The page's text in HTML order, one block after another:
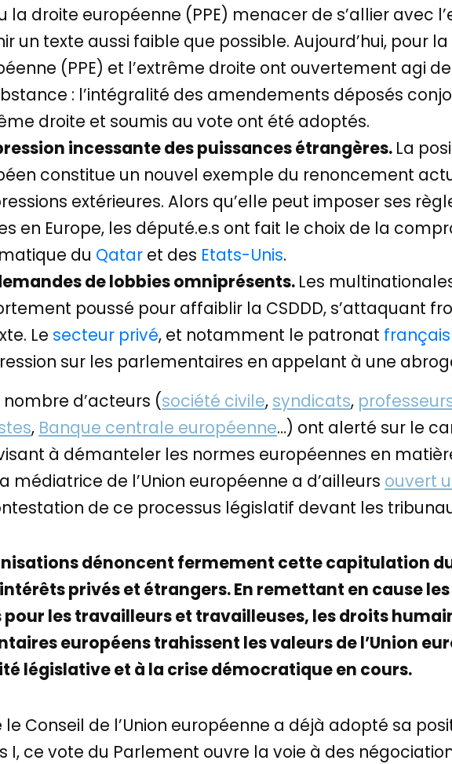
la droite européenne (PPE) menacer de s’allier avec
un texte aussi faible que possible. Aujourd’hui, pour
(PPE) et l’extrême droite ont ouvertement agi
: l’intégralité des amendements déposés
droite et soumis au vote ont été adoptés.
incessante des puissances étrangères. La
constitue un nouvel exemple du renoncement
extérieures. Alors qu’elle peut imposer ses
en Europe, les député.e.s ont fait le choix de la
du Qatar et des Etats-Unis.
delobbies omniprésents. Les
poussé pour affaiblir la CSDDD, s’attaquant
Le secteur privé, et notamment le patronat
sur les parlementaires en appelant à une
d’acteurs (société civile, syndicats,
, Banque centrale européenne…) ont alerté sur le
à démanteler les normes européennes en
médiatrice de l’Union européenne a d’ailleurs ouvert
de ce processus législatif devant les
dénoncent fermement cette capitulation
privés et étrangers. En remettant en cause
pour les travailleurs et travailleuses, les droits
européens trahissent les valeurs de l’Union
législative et à la crise démocratique en cours.
le Conseil de l’Union européenne a déjà adopté sa
I, ce vote du Parlement ouvre la voie à des